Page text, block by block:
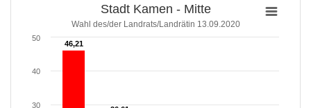
Stadt Kamen - Mitte
Wahl des/der Landrats/Landrätin 13.09.2020
46,21
46,21
30
40
50